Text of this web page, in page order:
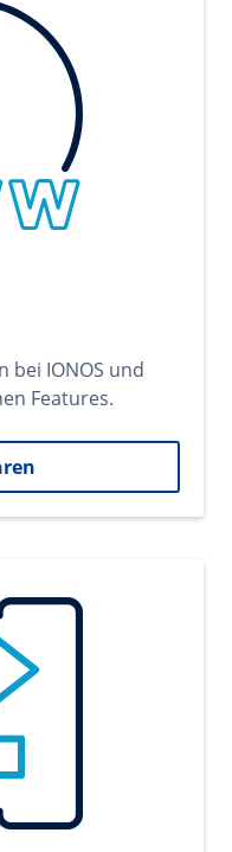
bei IONOS und
Features.